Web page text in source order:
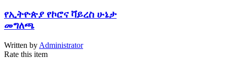
የኢትዮጵያ የኮሮና ቫይረስ ሁኔታ
መግለጫ
Written by Administrator
Rate this item